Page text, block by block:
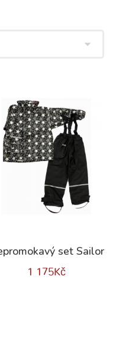
set Sailor
1 175Kč